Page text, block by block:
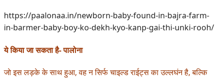
https://paalonaa.in/newborn-baby-found-in-bajra-farm-
in-barmer-baby-boy-ko-dekh-kyo-kanp-gai-thi-unki-rooh/
ये किया जा सकता है- पालोना
जो इस लड़के के साथ हुआ, वह न सिर्फ चाइल्ड राईट्स का उल्लघंन है, बल्कि